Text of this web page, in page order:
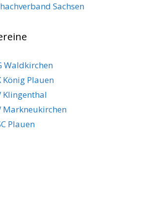
Sachsen
Waldkirchen
König Plauen
Klingenthal
Markneukirchen
Plauen